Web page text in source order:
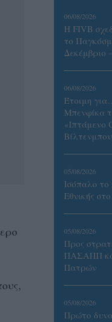
06/08/2026
Η FIVB
το
Δεκέμβριο
06/08/2026
Έτοιμη
Μπενφίκα
«Ιπτάμενο
05/08/2026
Ισόπαλο το
Εθνικής
05/08/2026
Προς
ΠΑΣΑΠΠ
Πατρών
05/08/2026
Πρώτο